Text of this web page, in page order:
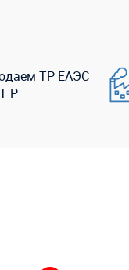
ТР ЕАЭС
Р